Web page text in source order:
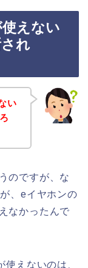
えない
れ
い
のですが、な
、eイヤホンの
なかったんで
えないのは、